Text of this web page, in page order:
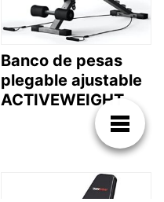
Banco de pesas
plegable ajustable
ACTIVEWEIGHT